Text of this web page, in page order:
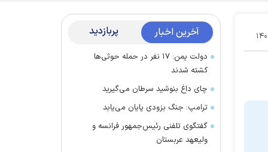
۳۰ آخرین اخبار پربازدید
دولت یمن: ۱۷ نفر در حمله حوثی‌ها
کشته شدند
چای داغ بنوشید سرطان می‌گیرید
ترامپ: جنگ بزودی پایان می‌یابد
گفتگوی تلفنی رئیس‌جمهور فرانسه و
ولیعهد عربستان